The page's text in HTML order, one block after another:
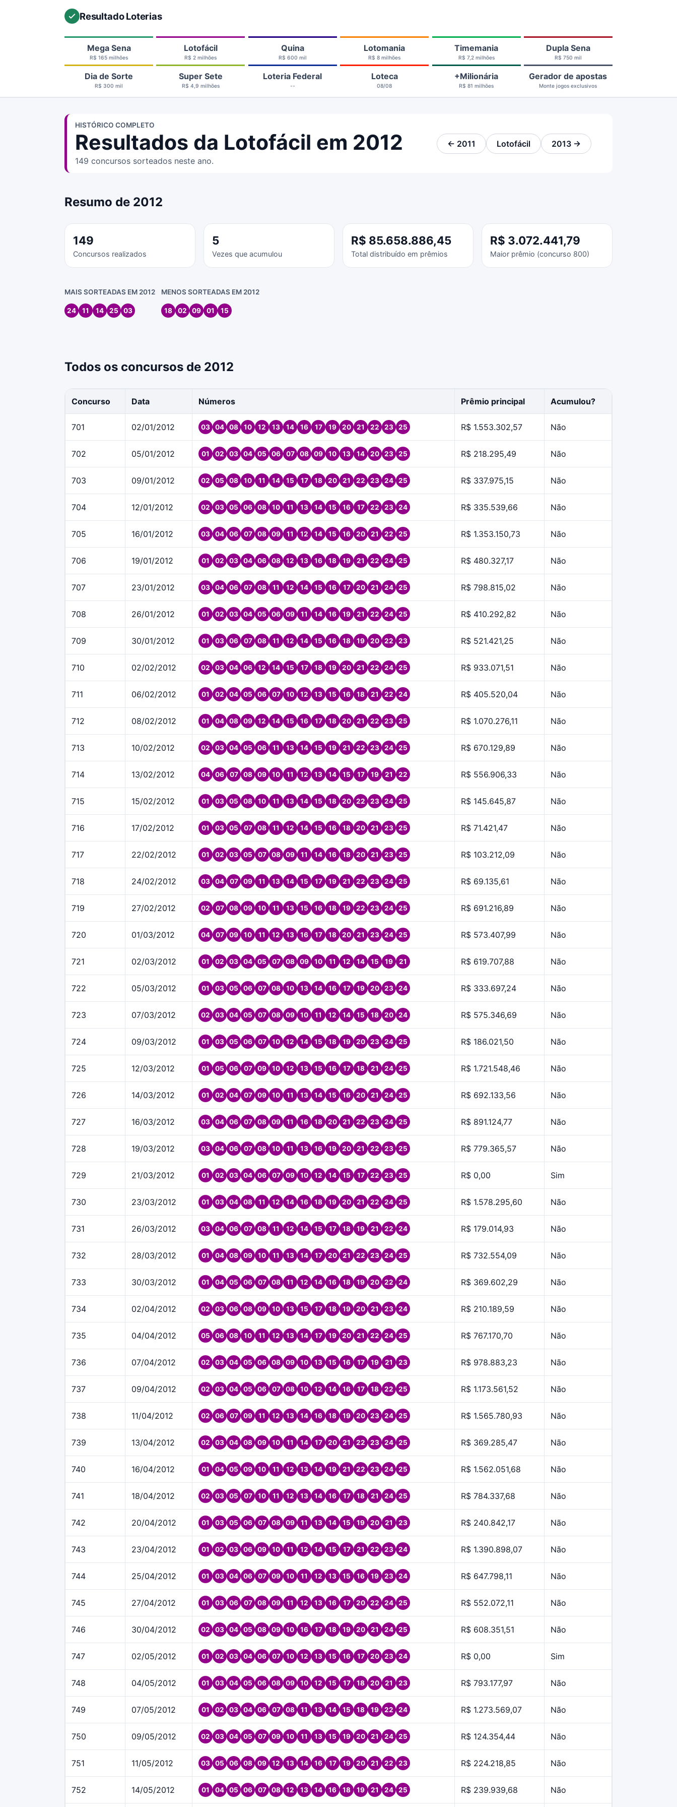
Resultado Loterias
Mega Sena
R$ 165 milhões
Lotofácil
R$ 2 milhões
Quina
R$ 600 mil
Lotomania
R$ 8 milhões
Timemania
R$ 7,2 milhões
Dupla Sena
R$ 750 mil
Dia de Sorte
R$ 300 mil
Super Sete
R$ 4,9 milhões
Loteria Federal
--
Loteca
08/08
+Milionária
R$ 81 milhões
Gerador de apostas
Monte jogos exclusivos
HISTÓRICO COMPLETO
Resultados da Lotofácil em 2012
149 concursos sorteados neste ano.
← 2011 Lotofácil 2013 →
Resumo de 2012
149
Concursos realizados
5
Vezes que acumulou
R$ 85.658.886,45
Total distribuído em prêmios
R$ 3.072.441,79
Maior prêmio (concurso 800)
MAIS SORTEADAS EM 2012
24 11 14 25 03
MENOS SORTEADAS EM 2012
18 02 09 01 15
Todos os concursos de 2012
Concurso Data Números Prêmio principal Acumulou?
701 02/01/2012 03 04 08 10 12 13 14 16 17 19 20 21 22 23 25 R$ 1.553.302,57 Não
702 05/01/2012 01 02 03 04 05 06 07 08 09 10 13 14 20 23 25 R$ 218.295,49 Não
703 09/01/2012 02 05 08 10 11 14 15 17 18 20 21 22 23 24 25 R$ 337.975,15 Não
704 12/01/2012 02 03 05 06 08 10 11 13 14 15 16 17 22 23 24 R$ 335.539,66 Não
705 16/01/2012 03 04 06 07 08 09 11 12 14 15 16 20 21 22 25 R$ 1.353.150,73 Não
706 19/01/2012 01 02 03 04 06 08 12 13 16 18 19 21 22 24 25 R$ 480.327,17 Não
707 23/01/2012 03 04 06 07 08 11 12 14 15 16 17 20 21 24 25 R$ 798.815,02 Não
708 26/01/2012 01 02 03 04 05 06 09 11 14 16 19 21 22 24 25 R$ 410.292,82 Não
709 30/01/2012 01 03 06 07 08 11 12 14 15 16 18 19 20 22 23 R$ 521.421,25 Não
710 02/02/2012 02 03 04 06 12 14 15 17 18 19 20 21 22 24 25 R$ 933.071,51 Não
711 06/02/2012 01 02 04 05 06 07 10 12 13 15 16 18 21 22 24 R$ 405.520,04 Não
712 08/02/2012 01 04 08 09 12 14 15 16 17 18 20 21 22 23 25 R$ 1.070.276,11 Não
713 10/02/2012 02 03 04 05 06 11 13 14 15 19 21 22 23 24 25 R$ 670.129,89 Não
714 13/02/2012 04 06 07 08 09 10 11 12 13 14 15 17 19 21 22 R$ 556.906,33 Não
715 15/02/2012 01 03 05 08 10 11 13 14 15 18 20 22 23 24 25 R$ 145.645,87 Não
716 17/02/2012 01 03 05 07 08 11 12 14 15 16 18 20 21 23 25 R$ 71.421,47 Não
717 22/02/2012 01 02 03 05 07 08 09 11 14 16 18 20 21 23 25 R$ 103.212,09 Não
718 24/02/2012 03 04 07 09 11 13 14 15 17 19 21 22 23 24 25 R$ 69.135,61 Não
719 27/02/2012 02 07 08 09 10 11 13 15 16 18 19 22 23 24 25 R$ 691.216,89 Não
720 01/03/2012 04 07 09 10 11 12 13 16 17 18 20 21 23 24 25 R$ 573.407,99 Não
721 02/03/2012 01 02 03 04 05 07 08 09 10 11 12 14 15 19 21 R$ 619.707,88 Não
722 05/03/2012 01 03 05 06 07 08 10 13 14 16 17 19 20 23 24 R$ 333.697,24 Não
723 07/03/2012 02 03 04 05 07 08 09 10 11 12 14 15 18 20 24 R$ 575.346,69 Não
724 09/03/2012 01 03 05 06 07 10 12 14 15 18 19 20 23 24 25 R$ 186.021,50 Não
725 12/03/2012 01 05 06 07 09 10 12 13 15 16 17 18 21 24 25 R$ 1.721.548,46 Não
726 14/03/2012 01 02 04 07 09 10 11 13 14 15 16 20 21 24 25 R$ 692.133,56 Não
727 16/03/2012 03 04 06 07 08 09 11 16 18 20 21 22 23 24 25 R$ 891.124,77 Não
728 19/03/2012 03 04 06 07 08 10 11 13 16 19 20 21 22 23 25 R$ 779.365,57 Não
729 21/03/2012 01 02 03 04 06 07 09 10 12 14 15 17 22 23 25 R$ 0,00 Sim
730 23/03/2012 01 03 04 08 11 12 14 16 18 19 20 21 22 24 25 R$ 1.578.295,60 Não
731 26/03/2012 03 04 06 07 08 11 12 14 15 17 18 19 21 22 24 R$ 179.014,93 Não
732 28/03/2012 01 04 08 09 10 11 13 14 17 20 21 22 23 24 25 R$ 732.554,09 Não
733 30/03/2012 01 04 05 06 07 08 11 12 14 16 18 19 20 22 24 R$ 369.602,29 Não
734 02/04/2012 02 03 06 08 09 10 13 15 17 18 19 20 21 23 24 R$ 210.189,59 Não
735 04/04/2012 05 06 08 10 11 12 13 14 17 19 20 21 22 24 25 R$ 767.170,70 Não
736 07/04/2012 02 03 04 05 06 08 09 10 13 15 16 17 19 21 23 R$ 978.883,23 Não
737 09/04/2012 02 03 04 05 06 07 08 10 12 14 16 17 18 22 25 R$ 1.173.561,52 Não
738 11/04/2012 02 06 07 09 11 12 13 14 16 18 19 20 23 24 25 R$ 1.565.780,93 Não
739 13/04/2012 02 03 04 08 09 10 11 14 17 20 21 22 23 24 25 R$ 369.285,47 Não
740 16/04/2012 01 04 05 09 10 11 12 13 14 19 21 22 23 24 25 R$ 1.562.051,68 Não
741 18/04/2012 02 03 05 07 10 11 12 13 14 16 17 18 21 24 25 R$ 784.337,68 Não
742 20/04/2012 01 03 05 06 07 08 09 11 13 14 15 19 20 21 23 R$ 240.842,17 Não
743 23/04/2012 01 02 03 06 09 10 11 12 14 15 17 21 22 23 24 R$ 1.390.898,07 Não
744 25/04/2012 01 03 04 06 07 09 10 11 12 13 15 16 19 23 24 R$ 647.798,11 Não
745 27/04/2012 01 03 06 07 08 09 11 12 13 16 17 20 22 24 25 R$ 552.072,11 Não
746 30/04/2012 02 03 04 05 08 09 10 16 17 18 19 20 21 24 25 R$ 608.351,51 Não
747 02/05/2012 01 02 03 04 06 07 10 12 13 15 16 17 20 23 24 R$ 0,00 Sim
748 04/05/2012 01 03 04 05 06 08 09 10 12 15 17 18 20 21 23 R$ 793.177,97 Não
749 07/05/2012 01 02 03 04 06 07 08 11 13 14 15 18 19 22 24 R$ 1.273.569,07 Não
750 09/05/2012 02 03 04 05 07 09 10 11 13 15 19 20 21 24 25 R$ 124.354,44 Não
751 11/05/2012 03 05 06 08 09 12 13 14 16 17 19 20 21 22 23 R$ 224.218,85 Não
752 14/05/2012 01 04 05 06 07 08 12 13 14 16 18 19 21 24 25 R$ 239.939,68 Não